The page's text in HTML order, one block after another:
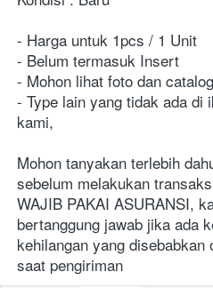
- Harga untuk 1pcs / 1 Unit
- Belum termasuk Insert
- Mohon lihat foto dan
- Type lain yang tidak ada di
kami,
Mohon tanyakan terlebih
sebelum melakukan
WAJIB PAKAI ASURANSI,
bertanggung jawab jika ada
kehilangan yang
saat pengiriman